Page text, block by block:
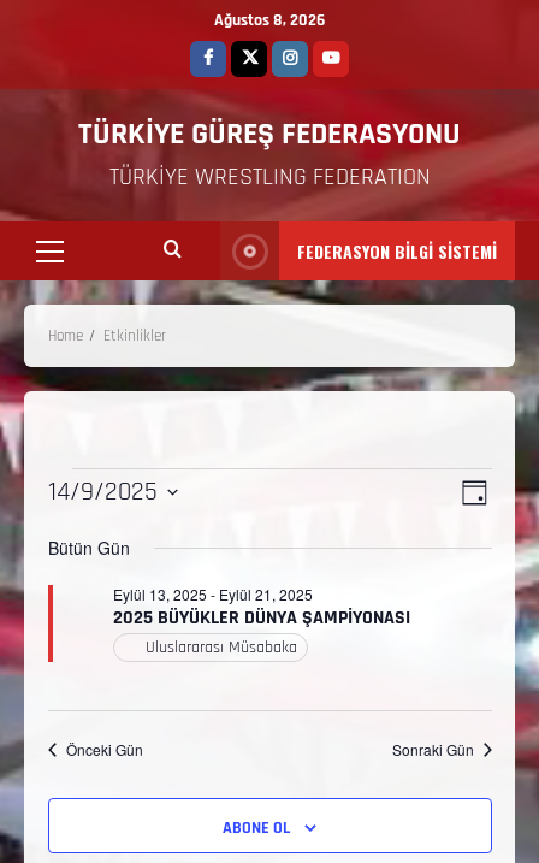
Ağustos 8, 2026
TÜRKİYE GÜREŞ FEDERASYONU
TÜRKİYE WRESTLING FEDERATION
FEDERASYON BİLGİ SİSTEMİ
Home Etkinlikler
GÜN
14/9/2025
seç.
Bütün Gün
2025 BÜYÜKLER DÜNYA ŞAMPİYONASI
Eylül 13, 2025 - Eylül 21, 2025
Uluslararası Müsabaka
Önceki Gün Sonraki Gün
ABONE OL